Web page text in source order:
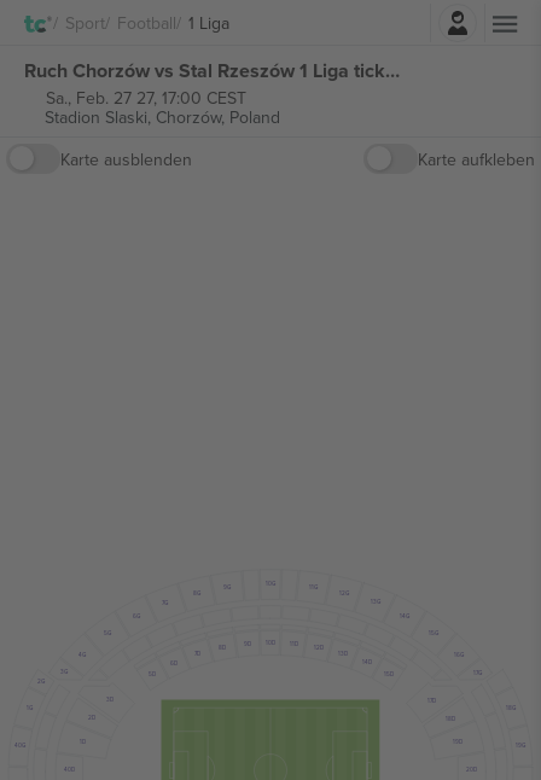
Sport Football 1 Liga
Ruch Chorzów vs Stal Rzeszów 1 Liga tickets
Sa., Feb. 27 27, 17:00 CEST
Stadion Slaski, Chorzów, Poland
Karte ausblenden
Karte aufkleben
1D
2D
3D
5D
6D
7D
8D 9D 10D 11D 12D
13D
14D
15D
17D
18D
19D
20D
40D
1G
2G
3G
4G
5G
6G
7G
8G
9G 10G 11G
12G
13G
14G
15G
16G
17G
18G
19G
40G